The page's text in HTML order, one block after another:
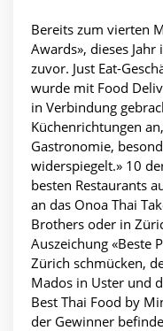
Bereits zum vierten
Awards», dieses
zuvor. Just Eat-
wurde mit Food
in Verbindung
Küchenrichtungen
Gastronomie,
widerspiegelt.» 10
besten Restaurants
an das Onoa Thai
Brothers oder in
Auszeichung «Beste
Zürich schmücken,
Mados in Uster und
Best Thai Food by
der Gewinner